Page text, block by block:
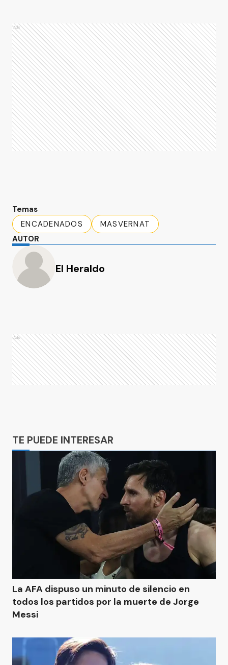
Ads
Temas
ENCADENADOS
MASVERNAT
AUTOR
El Heraldo
Ads
TE PUEDE INTERESAR
La AFA dispuso un minuto de silencio en
todos los partidos por la muerte de Jorge
Messi